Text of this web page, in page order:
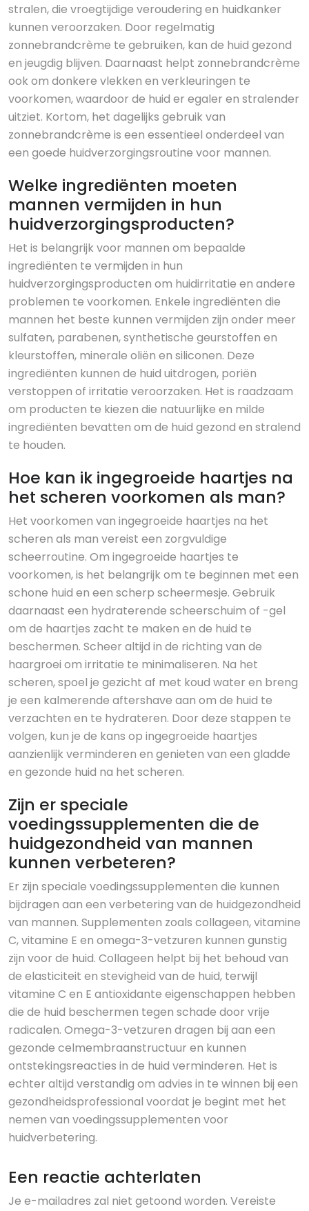
stralen, die vroegtijdige veroudering en huidkanker
kunnen veroorzaken. Door regelmatig
zonnebrandcrème te gebruiken, kan de huid gezond
en jeugdig blijven. Daarnaast helpt zonnebrandcrème
ook om donkere vlekken en verkleuringen te
voorkomen, waardoor de huid er egaler en stralender
uitziet. Kortom, het dagelijks gebruik van
zonnebrandcrème is een essentieel onderdeel van
een goede huidverzorgingsroutine voor mannen.
Welke ingrediënten moeten
mannen vermijden in hun
huidverzorgingsproducten?
Het is belangrijk voor mannen om bepaalde
ingrediënten te vermijden in hun
huidverzorgingsproducten om huidirritatie en andere
problemen te voorkomen. Enkele ingrediënten die
mannen het beste kunnen vermijden zijn onder meer
sulfaten, parabenen, synthetische geurstoffen en
kleurstoffen, minerale oliën en siliconen. Deze
ingrediënten kunnen de huid uitdrogen, poriën
verstoppen of irritatie veroorzaken. Het is raadzaam
om producten te kiezen die natuurlijke en milde
ingrediënten bevatten om de huid gezond en stralend
te houden.
Hoe kan ik ingegroeide haartjes na
het scheren voorkomen als man?
Het voorkomen van ingegroeide haartjes na het
scheren als man vereist een zorgvuldige
scheerroutine. Om ingegroeide haartjes te
voorkomen, is het belangrijk om te beginnen met een
schone huid en een scherp scheermesje. Gebruik
daarnaast een hydraterende scheerschuim of -gel
om de haartjes zacht te maken en de huid te
beschermen. Scheer altijd in de richting van de
haargroei om irritatie te minimaliseren. Na het
scheren, spoel je gezicht af met koud water en breng
je een kalmerende aftershave aan om de huid te
verzachten en te hydrateren. Door deze stappen te
volgen, kun je de kans op ingegroeide haartjes
aanzienlijk verminderen en genieten van een gladde
en gezonde huid na het scheren.
Zijn er speciale
voedingssupplementen die de
huidgezondheid van mannen
kunnen verbeteren?
Er zijn speciale voedingssupplementen die kunnen
bijdragen aan een verbetering van de huidgezondheid
van mannen. Supplementen zoals collageen, vitamine
C, vitamine E en omega-3-vetzuren kunnen gunstig
zijn voor de huid. Collageen helpt bij het behoud van
de elasticiteit en stevigheid van de huid, terwijl
vitamine C en E antioxidante eigenschappen hebben
die de huid beschermen tegen schade door vrije
radicalen. Omega-3-vetzuren dragen bij aan een
gezonde celmembraanstructuur en kunnen
ontstekingsreacties in de huid verminderen. Het is
echter altijd verstandig om advies in te winnen bij een
gezondheidsprofessional voordat je begint met het
nemen van voedingssupplementen voor
huidverbetering.
Een reactie achterlaten
Je e-mailadres zal niet getoond worden. Vereiste